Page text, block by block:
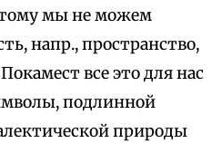
мы не можем
напр., пространство,
все это для нас
подлинной
природы